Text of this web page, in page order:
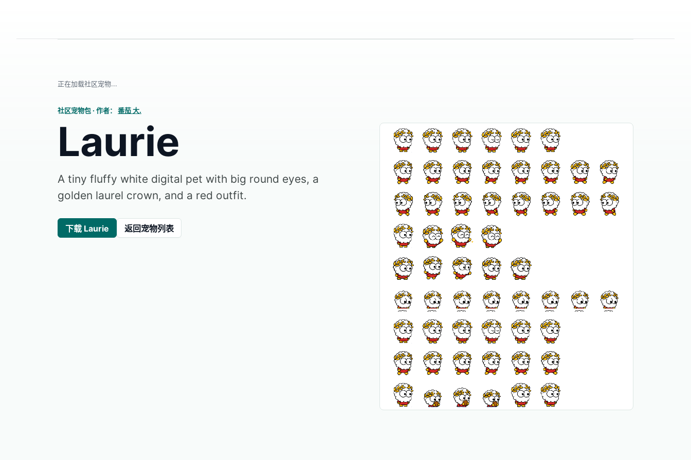
正在加载社区宠物...
社区宠物包 · 作者： 番茄 大.
Laurie
A tiny fluffy white digital pet with big round eyes, a
golden laurel crown, and a red outfit.
下载 Laurie 返回宠物列表